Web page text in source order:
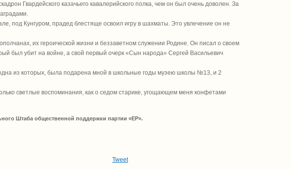
Гвардейского казачьего кавалерийского полка, чем он был очень доволен. За
под Кунгуром, прадед блестяще освоил игру в шахматы. Это увлечение он не
их героической жизни и беззаветном служении Родине. Он писал о своем
был убит на войне, а свой первый очерк «Сын народа» Сергей Васильевич
из которых, была подарена мной в школьные годы музею школы №13, и 2
светлые воспоминания, как о седом старике, угощающем меня конфетами
Штаба общественной поддержки партии «ЕР».
Tweet